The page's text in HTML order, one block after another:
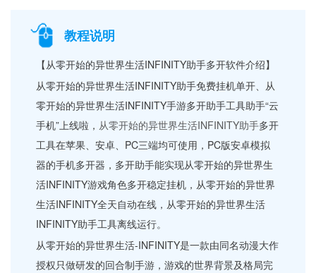
教程说明
【从零开始的异世界生活INFINITY助手多开软件介绍】
从零开始的异世界生活INFINITY助手免费挂机单开、从
零开始的异世界生活INFINITY手游多开助手工具助手“云
手机”上线啦， 从零开始的异世界生活INFINITY助手多开
工具在苹果、安卓、PC三端均可使用，PC版安卓模拟
器的手机多开器，多开助手能实现从零开始的异世界生
活INFINITY游戏角色多开稳定挂机，从零开始的异世界
生活INFINITY全天自动在线，从零开始的异世界生活
INFINITY助手工具离线运行。
从零开始的异世界生活-INFINITY是一款由同名动漫大作
授权只做研发的回合制手游，游戏的世界背景及格局完